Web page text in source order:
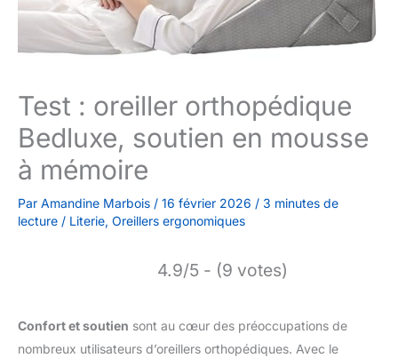
Test : oreiller orthopédique
Bedluxe, soutien en mousse
à mémoire
Par Amandine Marbois / 16 février 2026 / 3 minutes de
lecture / Literie, Oreillers ergonomiques
4.9/5 - (9 votes)
Confort et soutien sont au cœur des préoccupations de
nombreux utilisateurs d’oreillers orthopédiques. Avec le